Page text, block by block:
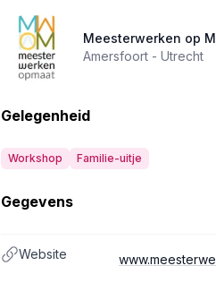
Meesterwerken op
Amersfoort - Utrecht
Gelegenheid
Workshop Familie-uitje
Gegevens
Website